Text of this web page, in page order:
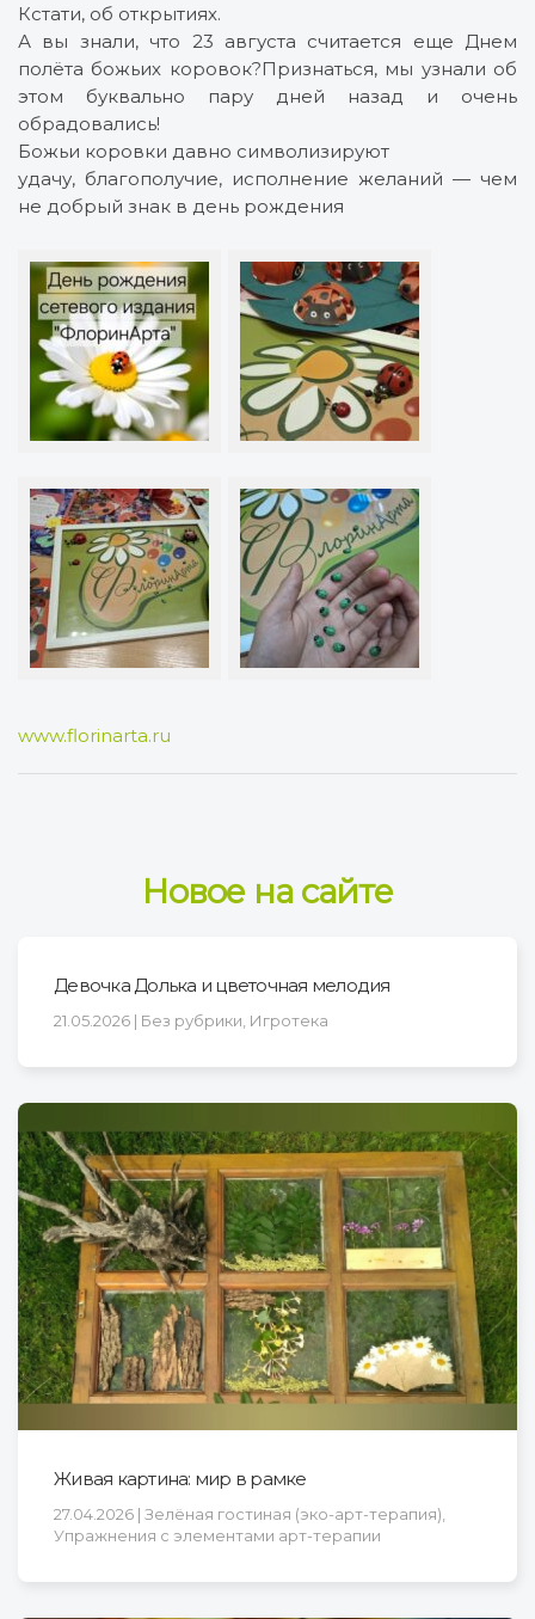
Кстати, об открытиях.
А вы знали, что 23 августа считается еще Днем
полёта божьих коровок?Признаться, мы узнали об
этом буквально пару дней назад и очень
обрадовались!
Божьи коровки давно символизируют
удачу, благополучие, исполнение желаний — чем
не добрый знак в день рождения
www.florinarta.ru
Новое на сайте
Девочка Долька и цветочная мелодия
21.05.2026 | Без рубрики, Игротека
Живая картина: мир в рамке
27.04.2026 | Зелёная гостиная (эко-арт-терапия),
Упражнения с элементами арт-терапии